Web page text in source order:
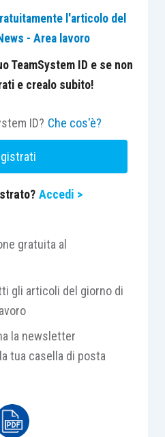
scritta del prestatore di
dell’IRPEF e delle
pari al 5%.
applica soltanto ai
2025, non superiore
F24, dell’imposta
addizionali regionali e
dipendenti –
– articolo 1, comma
“Imposta sostitutiva
addizionali regionali e
l'articolo del
- Area lavoro
TeamSystem ID e se non
e crealo subito!
ID? Che cos'è?
Accedi >
gratuita al
gli articoli del giorno di
la newsletter
tua casella di posta